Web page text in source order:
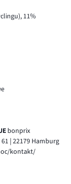
11%
bonprix
| 22179 Hamburg
kontakt/